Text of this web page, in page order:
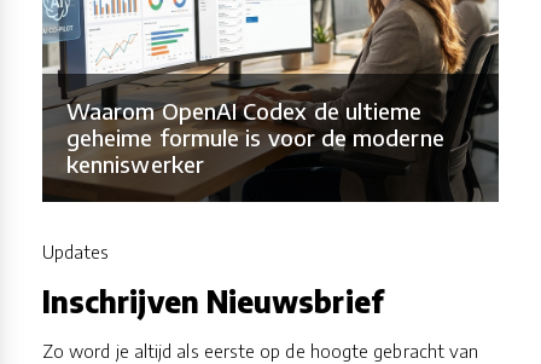
Waarom OpenAI Codex de ultieme
geheime formule is voor de moderne
kenniswerker
Updates
Inschrijven Nieuwsbrief
Zo word je altijd als eerste op de hoogte gebracht van